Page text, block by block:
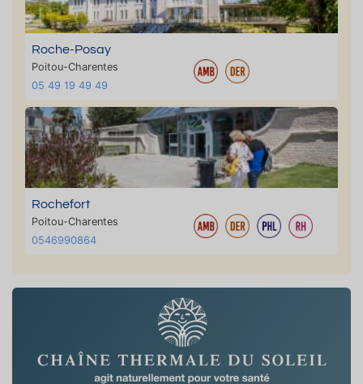
Roche-Posay
Poitou-Charentes
05 49 19 49 49
Rochefort
Poitou-Charentes
0546990864